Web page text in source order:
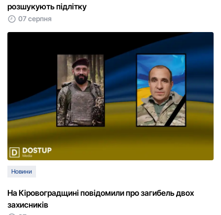
розшукують підлітку
07 серпня
Новини
На Кіровоградщині повідомили про загибель двох
захисників